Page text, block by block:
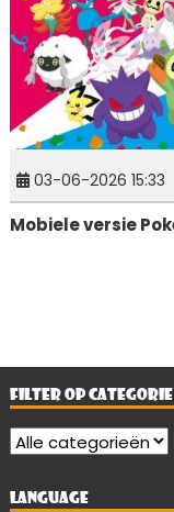
03-06-2026 15:33
Mobiele versie
FILTER OP CATEGORIE
LANGUAGE